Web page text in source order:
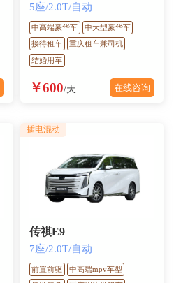
5座/2.0T/自动
中高端豪华车
中大型豪华车
接待租车
重庆租车兼司机
结婚用车
￥600/天 在线咨询
传祺E9
7座/2.0T/自动
前置前驱
中高端mpv车型
插电混动